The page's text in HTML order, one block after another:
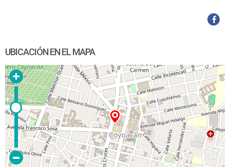
UBICACIÓN EN EL MAPA